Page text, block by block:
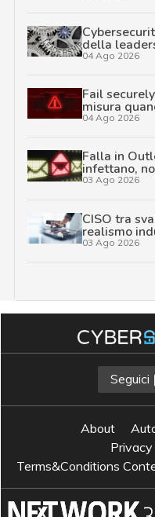
della
04 Ago 2026
Fail
misura
04 Ago 2026
Falla in
infettano,
03 Ago 2026
CISO tra
realismo
03 Ago 2026
Seguici
About
Terms&Conditions